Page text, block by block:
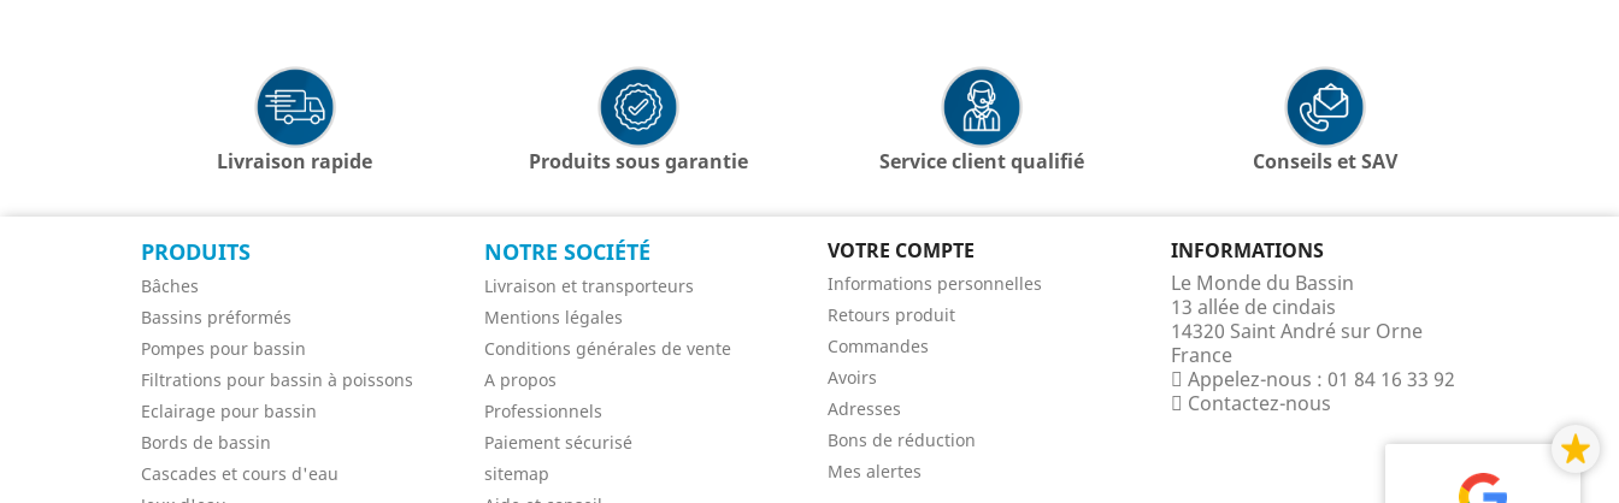
Livraison rapide Produits sous garantie Service client qualifié Conseils et SAV
PRODUITS
Bâches
Bassins préformés
Pompes pour bassin
Filtrations pour bassin à poissons
Eclairage pour bassin
Bords de bassin
Cascades et cours d'eau
NOTRE SOCIÉTÉ
Livraison et transporteurs
Mentions légales
Conditions générales de vente
A propos
Professionnels
Paiement sécurisé
sitemap
VOTRE COMPTE
Informations personnelles
Retours produit
Commandes
Avoirs
Adresses
Bons de réduction
Mes alertes
INFORMATIONS
Le Monde du Bassin
13 allée de cindais
14320 Saint André sur Orne
France
Appelez-nous : 01 84 16 33 92
Contactez-nous